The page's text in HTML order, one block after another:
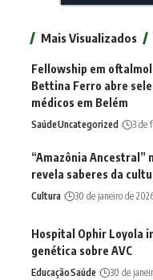
Mais Visualizados
Fellowship em
Bettina Ferro abre
médicos em Belém
SaúdeUncategorized 3 de
“Amazônia Ancestral”
revela saberes da
Cultura 30 de janeiro de
Hospital Ophir Loyola
genética sobre AVC
EducaçãoSaúde 30 de